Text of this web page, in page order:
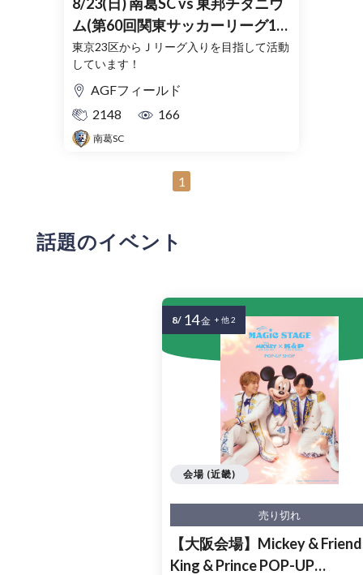
8/23(日) 南葛SC vs 東邦チタニウ
ム(第60回関東サッカーリーグ1部
第13節）
東京23区からＪリーグ入りを目指して活動
しています！
AGFフィールド
2148
166
南葛SC
1
話題のイベント
売り切れ
【大阪会場】Mickey &
King & Prince POP-UP
会場 (近畿)
8/ 14金 + 他 2